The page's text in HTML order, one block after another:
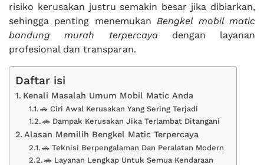
risiko kerusakan justru semakin besar jika dibiarkan,
sehingga penting menemukanBengkel mobil matic
bandung murah terpercayadengan layanan
profesional dan transparan.
Daftar isi
Kenali Masalah Umum Mobil Matic Anda
🚗 Ciri Awal Kerusakan Yang Sering Terjadi
🚗 Dampak Kerusakan Jika Terlambat Ditangani
Alasan Memilih Bengkel Matic Terpercaya
🚗 Teknisi Berpengalaman Dan Peralatan Modern
🚗 Layanan Lengkap Untuk Semua Kendaraan